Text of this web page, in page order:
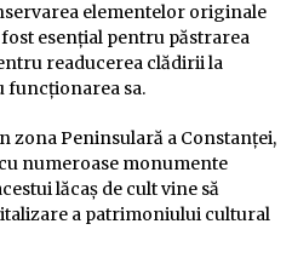
elementelor originale
esențial pentru păstrarea
readucerea clădirii la
funcționarea sa.
zona Peninsulară a Constanței,
numeroase monumente
lăcaș de cult vine să
a patrimoniului cultural